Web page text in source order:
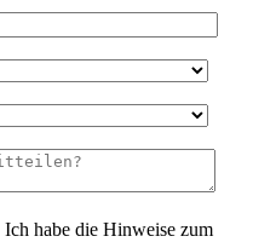
Ich habe die Hinweise zum